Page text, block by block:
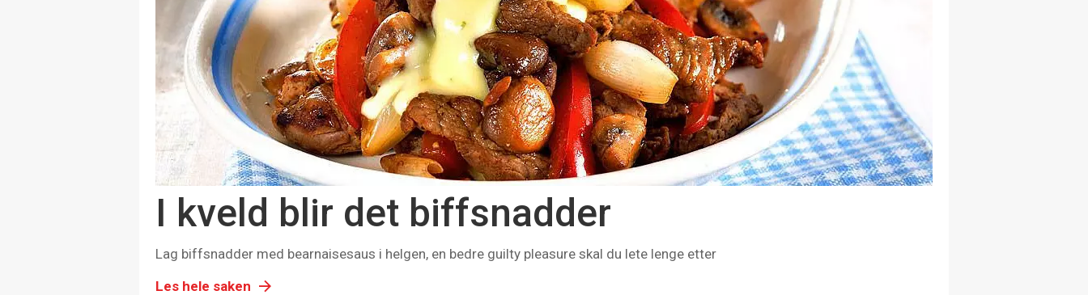
I kveld blir det biffsnadder
Lag biffsnadder med bearnaisesaus i helgen, en bedre guilty pleasure skal du lete lenge etter
Les hele saken